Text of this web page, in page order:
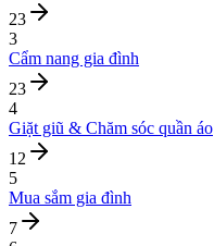
23
3
Cẩm nang gia đình
23
4
Giặt giũ & Chăm sóc quần áo
12
5
Mua sắm gia đình
7